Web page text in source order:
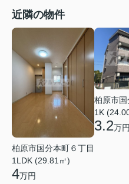
近隣の物件
柏原市国分本町６丁目
1LDK (29.81㎡)
4万円
柏原市国
1K
3.2万円